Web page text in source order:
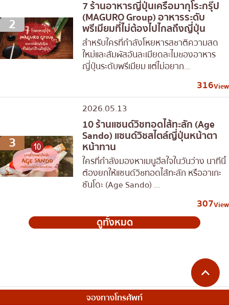
2
7 ร้านอาหารญี่ปุ่นเครือมากุโระกรุ๊ป
(MAGURO Group) อาหารระดับ
พรีเมียมที่ไม่ต้องไปไกลถึงญี่ปุ่น
สำหรับใครที่กำลังโหยหารสชาติความสด
ใหม่และสัมผัสอันละเมียดละไมของอาหาร
ญี่ปุ่นระดับพรีเมียม แต่ไม่อยาก...
316View
3
2026.05.13
10 ร้านแซนด์วิชทอดไส้ทะลัก (Age
Sando) แซนด์วิชสไตล์ญี่ปุ่นหน้าตา
หน้าทาน
ใครที่กำลังมองหาเมนูฮีลใจในวันว่าง นาทีนี้
ต้องยกให้แซนด์วิชทอดไส้ทะลัก หรืออาเกะ
ซันโดะ (Age Sando) ...
307View
ดูทั้งหมด
จองทางโทรศัพท์